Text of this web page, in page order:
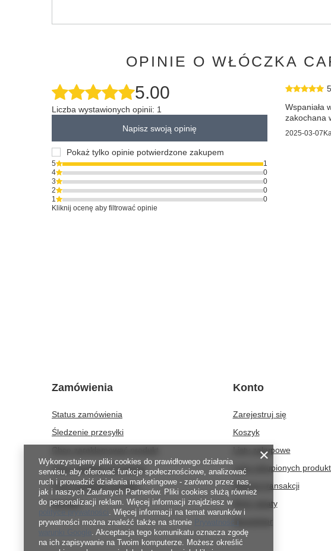
OPINIE O WŁÓCZKA
5.00
Liczba wystawionych opinii: 1
Napisz swoją opinię
Pokaż tylko opinie potwierdzone zakupem
5
1
4
0
3
0
2
0
1
0
Kliknij ocenę aby filtrować opinie
Wspaniała
zakochana
2025-03-07
Zamówienia
Status zamówienia
Śledzenie przesyłki
Chcę odstąpić od umowy
Chcę wymienić produkt
Kontakt
Konto
Zarejestruj się
Koszyk
Listy zakupowe
Lista zakupionych
Historia transakcji
Moje rabaty
Newsletter
Wykorzystujemy pliki cookies do prawidłowego działania
serwisu, aby oferować funkcje społecznościowe, analizować
ruch i prowadzić działania marketingowe - zarówno przez nas,
jak i naszych Zaufanych Partnerów. Pliki cookies służą również
do personalizacji reklam. Więcej informacji znajdziesz w
. Więcej informacji na temat warunków i
prywatności można znaleźć także na stronie
Prywatność i
. Akceptacja tego komunikatu oznacza zgodę
na ich zapisywanie na Twoim komputerze. Możesz określić